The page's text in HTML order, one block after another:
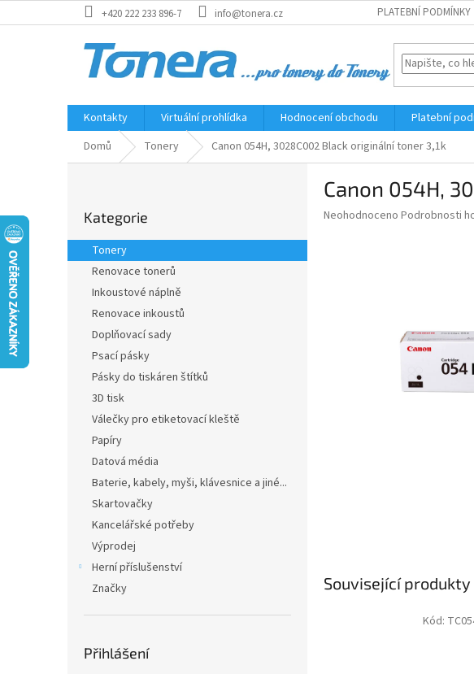
na
+420 222 233 896-7 info@tonera.cz PLATEBNÍ PODMÍNKY
Kontakty Virtuální prohlídka Hodnocení obchodu Platební
Domů
Tonery Canon 054H, 3028C002 Black originální toner 3,1k
r
a
kategorie
Kategorie
Tonery
Renovace tonerů
Inkoustové náplně
Renovace inkoustů
Doplňovací sady
Psací pásky
Pásky do tiskáren štítků
3D tisk
Válečky pro etiketovací kleště
Papíry
Datová média
Baterie, kabely, myši, klávesnice a jiné...
Skartovačky
Kancelářské potřeby
Výprodej
Herní příslušenství
Značky
Přihlášení
Canon 054H,
Průměrné
Neohodnoceno Podrobnosti
Související produkty
Kód: